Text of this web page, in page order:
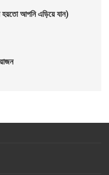
হয়তো আপনি এড়িয়ে যান)